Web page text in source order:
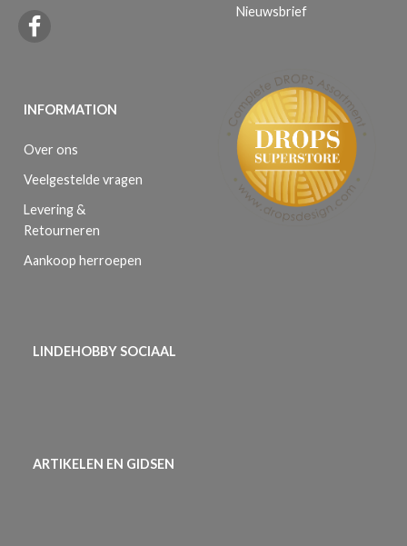
INFORMATION
Over ons
Veelgestelde vragen
Levering &
Retourneren
Aankoop herroepen
Nieuwsbrief
LINDEHOBBY SOCIAAL
ARTIKELEN EN GIDSEN